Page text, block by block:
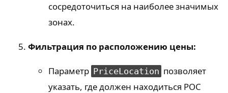
сосредоточиться на наиболее значимых
зонах.
Фильтрация по расположению цены:
Параметр PriceLocation позволяет
указать, где должен находиться POC